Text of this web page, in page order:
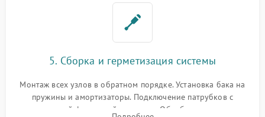
5. Сборка и герметизация системы
Монтаж всех узлов в обратном порядке. Установка бака на
пружины и амортизаторы. Подключение патрубков с
надежной фиксацией хомутами. Обработка стыков